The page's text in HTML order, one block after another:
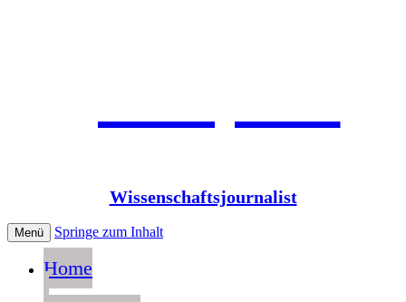
Jean Pütz
Wissenschaftsjournalist
Menü Springe zum Inhalt
Home